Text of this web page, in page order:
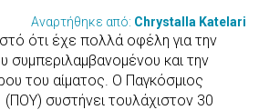
Αναρτήθηκε από: Chrystalla Katelari
ότι έχε πολλά οφέλη για την
συμπεριλαμβανομένου και την
του αίματος. Ο Παγκόσμιος
(ΠΟΥ) συστήνει τουλάχιστον 30